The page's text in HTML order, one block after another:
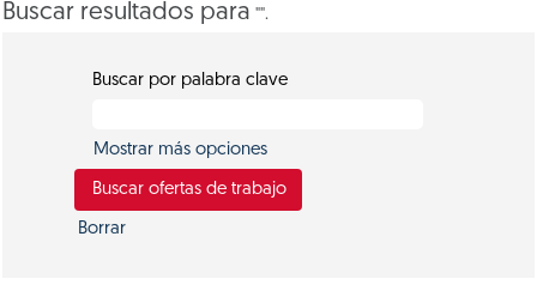
Buscar resultados para "".
Buscar por palabra clave
Mostrar más opciones
Borrar